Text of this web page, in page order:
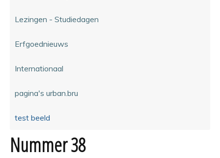
Lezingen - Studiedagen
Erfgoednieuws
Internationaal
pagina's urban.bru
test beeld
Nummer 38